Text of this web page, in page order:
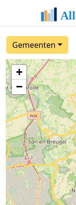
Gemeenten
+
−